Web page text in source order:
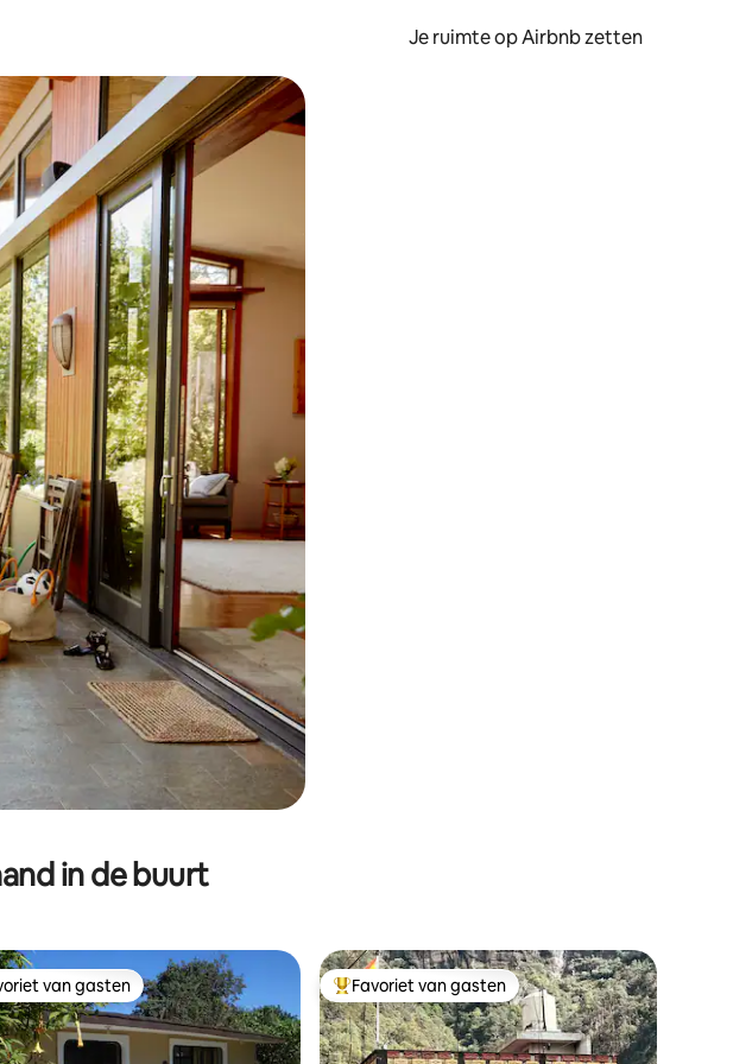
Je ruimte op Airbnb zetten
en omlaag, óf door te tikken of swipen.
in de buurt
van gasten
van gasten Topfavoriet van gasten
Favoriet van gasten